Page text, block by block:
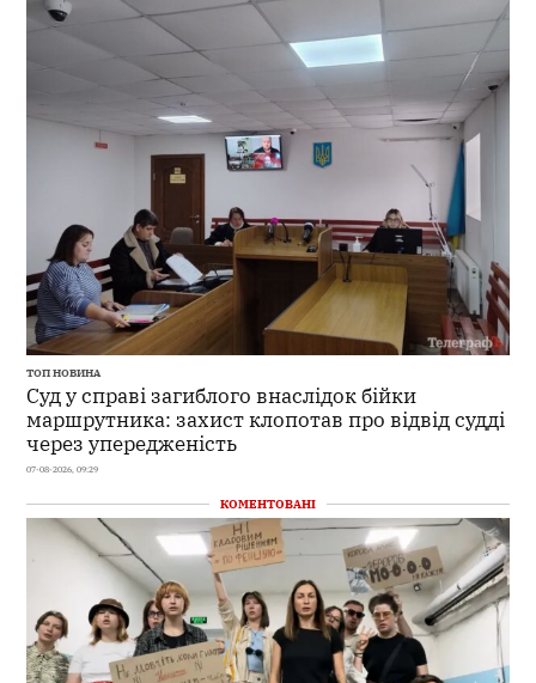
ТОП НОВИНА
Суд у справі загиблого внаслідок бійки
маршрутника: захист клопотав про відвід судді
через упередженість
07-08-2026, 09:29
КОМЕНТОВАНІ